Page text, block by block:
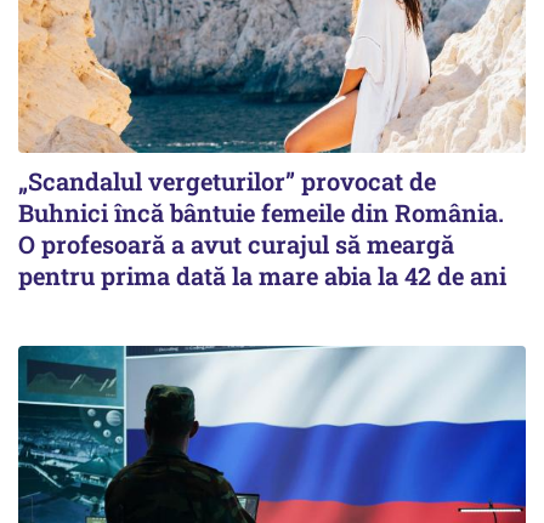
„Scandalul vergeturilor” provocat de
Buhnici încă bântuie femeile din România.
O profesoară a avut curajul să meargă
pentru prima dată la mare abia la 42 de ani